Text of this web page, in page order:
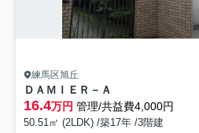
練馬区旭丘
ＤＡＭＩＥＲ－Ａ
16.4万円 管理/共益費4,000円
50.51㎡ (2LDK) /築17年 /3階建